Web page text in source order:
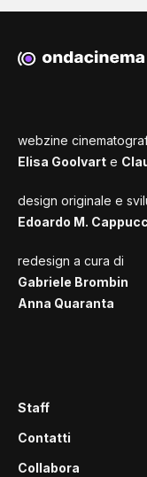
webzine
Elisa Goolvart e
design originale e
Edoardo M.
redesign a cura di
Gabriele Brombin
Anna Quaranta
Staff
Contatti
Collabora